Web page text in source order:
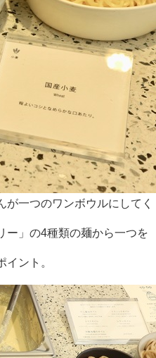
一つのワンボウルにしてく
ー」の4種類の麺から一つを
ント。